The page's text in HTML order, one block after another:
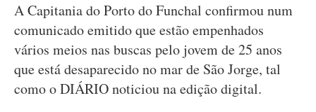
A Capitania do Porto do Funchal confirmou num
comunicado emitido que estão empenhados
vários meios nas buscas pelo jovem de 25 anos
que está desaparecido no mar de São Jorge, tal
como o DIÁRIO noticiou na edição digital.